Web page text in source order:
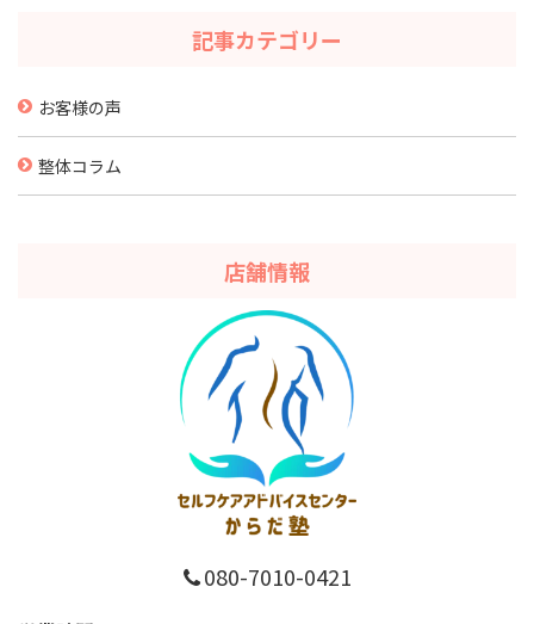
記事カテゴリー
お客様の声
整体コラム
店舗情報
080-7010-0421